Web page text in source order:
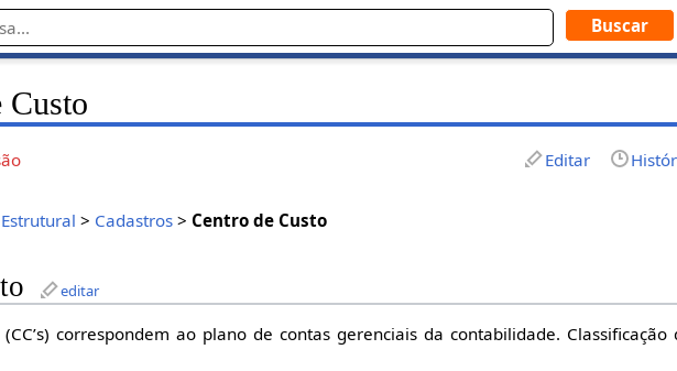
Custo
Editar
> Cadastros > Centro de Custo
editar
correspondem ao plano de contas gerenciais da contabilidade. Classificação